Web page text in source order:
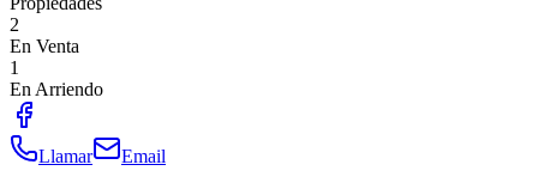
2
En Venta
1
En Arriendo
Llamar Email